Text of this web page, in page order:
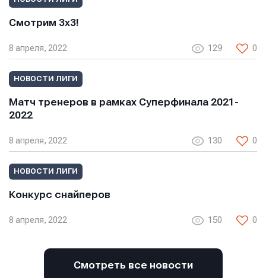
Смотрим 3х3!
8 апреля, 2022 129 0
НОВОСТИ ЛИГИ
Матч тренеров в рамках Суперфинала 2021-
2022
8 апреля, 2022 130 0
НОВОСТИ ЛИГИ
Конкурс снайперов
8 апреля, 2022 150 0
Смотреть все новости
E-mail
Телефон
Отправить
E-mail
Телефон
Отправить
Телефон
Сообщение